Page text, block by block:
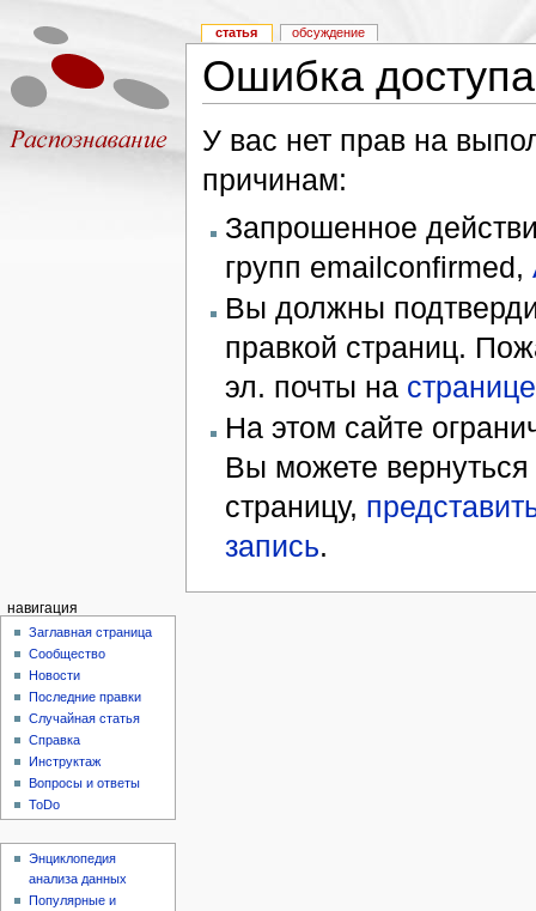
Ошибка доступа
У вас нет прав на
причинам:
Запрошенное
групп emailconfirmed,
Вы должны
правкой страниц.
эл. почты на
На этом сайте
Вы можете
страницу,
запись.
статья обсуждение
навигация
Заглавная страница
Сообщество
Новости
Последние правки
Случайная статья
Справка
Инструктаж
Вопросы и ответы
ToDo
Энциклопедия
анализа данных
Популярные и